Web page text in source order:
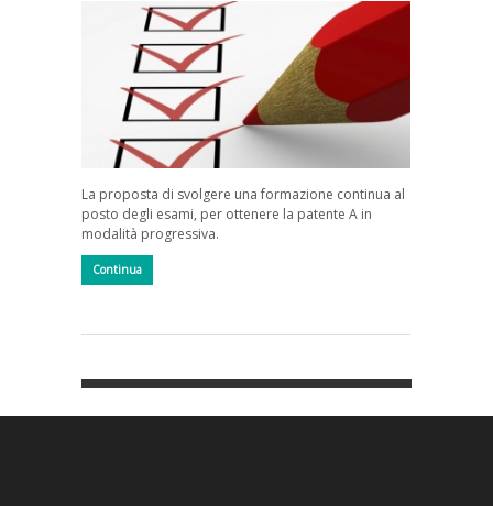
La proposta di svolgere una formazione continua al
posto degli esami, per ottenere la patente A in
modalità progressiva.
Continua